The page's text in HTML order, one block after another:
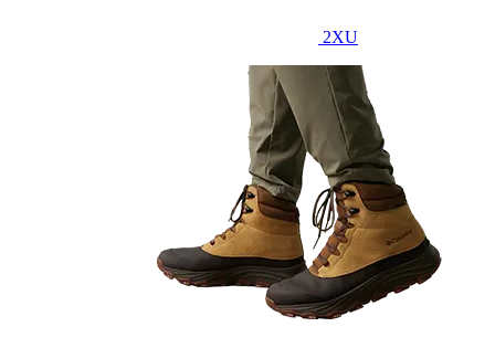
2XU